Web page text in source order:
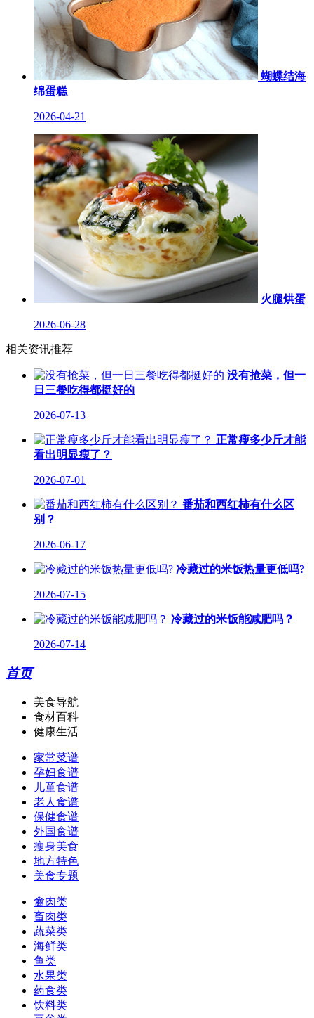
蝴蝶结海
绵蛋糕
2026-04-21
火腿烘蛋
2026-06-28
相关资讯推荐
没有抢菜，但一
日三餐吃得都挺好的
2026-07-13
正常瘦多少斤才能
看出明显瘦了？
2026-07-01
番茄和西红柿有什么区
别？
2026-06-17
冷藏过的米饭热量更低吗?
2026-07-15
冷藏过的米饭能减肥吗？
2026-07-14
首页
美食导航
食材百科
健康生活
家常菜谱
孕妇食谱
儿童食谱
老人食谱
保健食谱
外国食谱
瘦身美食
地方特色
美食专题
禽肉类
畜肉类
蔬菜类
海鲜类
鱼类
水果类
药食类
饮料类